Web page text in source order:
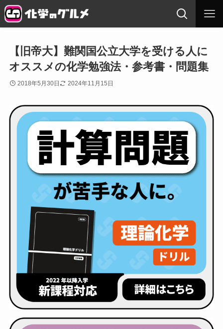
【旧帝大】難関国公立大学を受ける人に
オススメの化学勉強法・参考書・問題集
2018年5月30日 2024年11月15日